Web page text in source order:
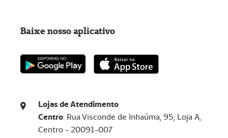
Lojas de Atendimento
Centro: Rua Visconde de Inhaúma, 95, Loja A,
Centro - 20091-007
Baixe nosso aplicativo